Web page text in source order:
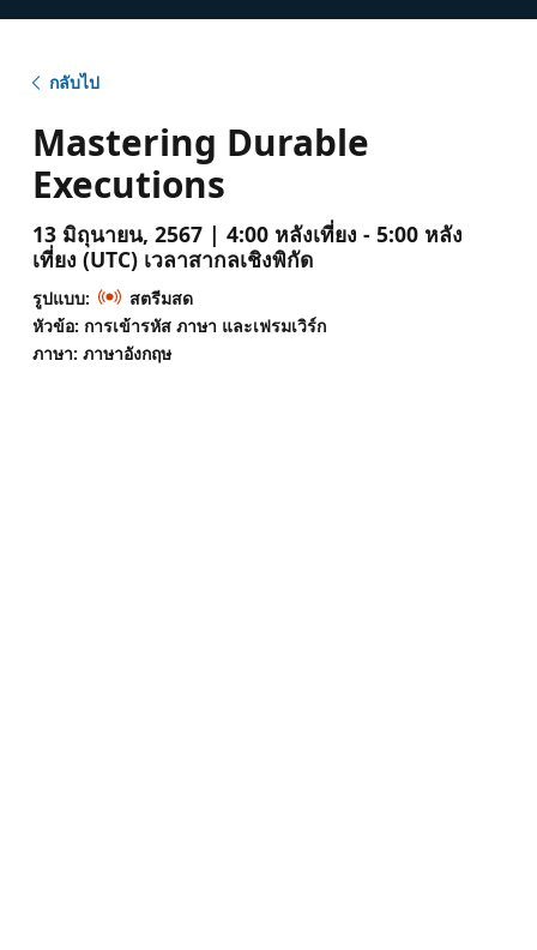
กลับไป
Mastering Durable
Executions
13 มิถุนายน, 2567 | 4:00 หลังเที่ยง - 5:00 หลัง
เที่ยง (UTC) เวลาสากลเชิงพิกัด
รูปแบบ:
สตรีมสด
หัวข้อ: การเข้ารหัส ภาษา และเฟรมเวิร์ก
ภาษา: ภาษาอังกฤษ